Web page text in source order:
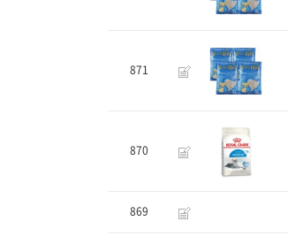
871
870
869